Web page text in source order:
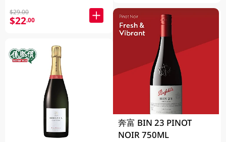
$29.00
$22.00
奔富 BIN 23 PINOT
NOIR 750ML